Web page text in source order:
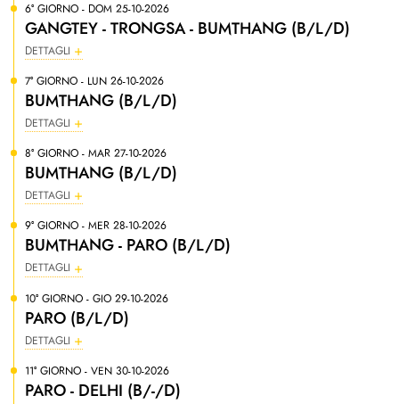
6° GIORNO - DOM 25-10-2026
GANGTEY - TRONGSA - BUMTHANG (B/L/D)
DETTAGLI
7° GIORNO - LUN 26-10-2026
BUMTHANG (B/L/D)
DETTAGLI
8° GIORNO - MAR 27-10-2026
BUMTHANG (B/L/D)
DETTAGLI
9° GIORNO - MER 28-10-2026
BUMTHANG - PARO (B/L/D)
DETTAGLI
10° GIORNO - GIO 29-10-2026
PARO (B/L/D)
DETTAGLI
11° GIORNO - VEN 30-10-2026
PARO - DELHI (B/-/D)